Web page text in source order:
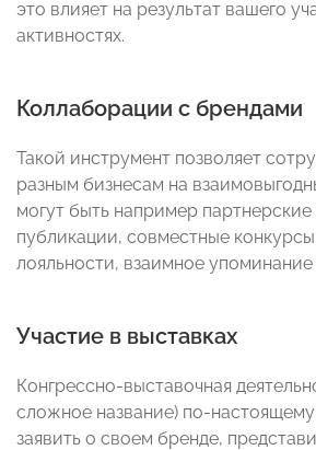
это влияет на результат вашего
активностях.
Коллаборации с брендами
Такой инструмент позволяет
разным бизнесам на
могут быть например
публикации, совместные
лояльности, взаимное упоминание
Участие в выставках
Конгрессно-выставочная
сложное название) по-
заявить о своем бренде,